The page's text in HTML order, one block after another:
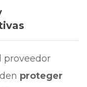
proveedor
proteger